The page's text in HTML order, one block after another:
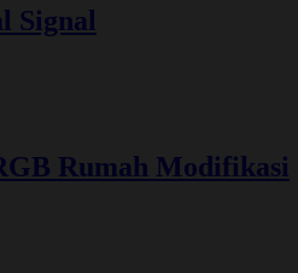
Signal
Rumah Modifikasi